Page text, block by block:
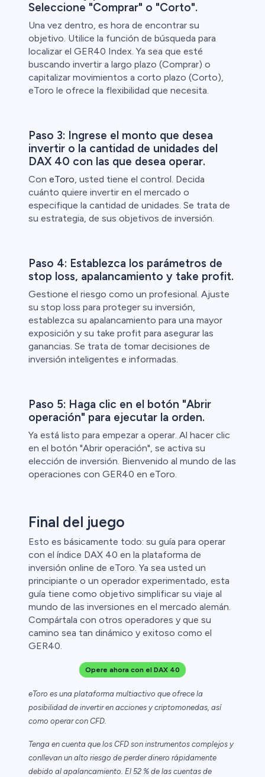
Seleccione "Comprar" o "Corto".
Una vez dentro, es hora de encontrar su
objetivo. Utilice la función de búsqueda para
localizar el GER40 Index. Ya sea que esté
buscando invertir a largo plazo (Comprar) o
capitalizar movimientos a corto plazo (Corto),
eToro le ofrece la flexibilidad que necesita.
Paso 3: Ingrese el monto que desea
invertir o la cantidad de unidades del
DAX 40 con las que desea operar.
Con eToro, usted tiene el control. Decida
cuánto quiere invertir en el mercado o
especifique la cantidad de unidades. Se trata de
su estrategia, de sus objetivos de inversión.
Paso 4: Establezca los parámetros de
stop loss, apalancamiento y take profit.
Gestione el riesgo como un profesional. Ajuste
su stop loss para proteger su inversión,
establezca su apalancamiento para una mayor
exposición y su take profit para asegurar las
ganancias. Se trata de tomar decisiones de
inversión inteligentes e informadas.
Paso 5: Haga clic en el botón "Abrir
operación" para ejecutar la orden.
Ya está listo para empezar a operar. Al hacer clic
en el botón "Abrir operación", se activa su
elección de inversión. Bienvenido al mundo de las
operaciones con GER40 en eToro.
Final del juego
Esto es básicamente todo: su guía para operar
con el índice DAX 40 en la plataforma de
inversión online de eToro. Ya sea usted un
principiante o un operador experimentado, esta
guía tiene como objetivo simplificar su viaje al
mundo de las inversiones en el mercado alemán.
Compártala con otros operadores y que su
camino sea tan dinámico y exitoso como el
GER40.
Opere ahora con el DAX 40
eToro es una plataforma multiactivo que ofrece la
posibilidad de invertir en acciones y criptomonedas, así
como operar con CFD.
Tenga en cuenta que los CFD son instrumentos complejos y
conllevan un alto riesgo de perder dinero rápidamente
debido al apalancamiento. El 52 % de las cuentas de